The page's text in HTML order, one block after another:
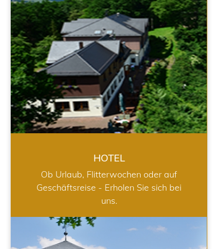
HOTEL
HOTEL
Ob Urlaub, Flitterwochen oder auf
Geschäftsreise - Erholen Sie sich bei
uns.